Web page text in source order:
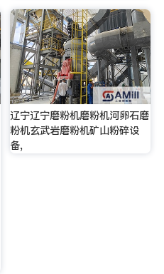
辽宁辽宁磨粉机磨粉机河卵石磨
粉机玄武岩磨粉机矿山粉碎设
备,